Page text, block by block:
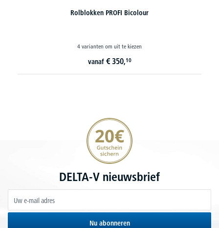
Rolblokken PROFI Bicolour
4 varianten om uit te kiezen
350,10
20€ korting verzekeren
DELTA-V nieuwsbrief
Nu abonneren